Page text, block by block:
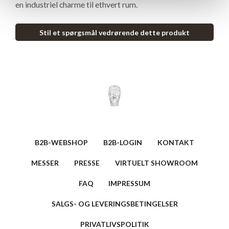
en industriel charme til ethvert rum.
Stil et spørgsmål vedrørende dette produkt
B2B-WEBSHOP B2B-LOGIN KONTAKT
MESSER PRESSE VIRTUELT SHOWROOM
FAQ IMPRESSUM
SALGS- OG LEVERINGSBETINGELSER
PRIVATLIVSPOLITIK